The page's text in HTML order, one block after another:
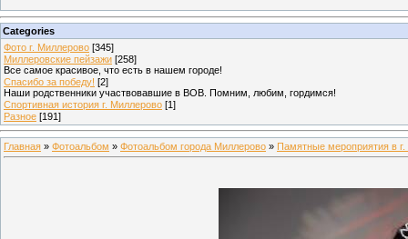
Categories
Фото г. Миллерово [345]
Миллеровские пейзажи [258]
Все самое красивое, что есть в нашем городе!
Спасибо за победу! [2]
Наши родственники участвовавшие в ВОВ. Помним, любим, гордимся!
Спортивная история г. Миллерово [1]
Разное [191]
Главная » Фотоальбом » Фотоальбом города Миллерово » Памятные мероприятия в